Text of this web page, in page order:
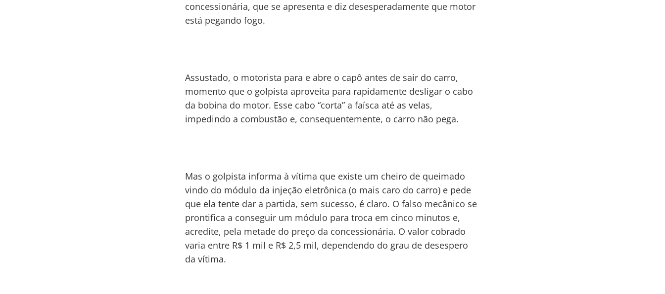
concessionária, que se apresenta e diz desesperadamente que motor
está pegando fogo.
Assustado, o motorista para e abre o capô antes de sair do carro,
momento que o golpista aproveita para rapidamente desligar o cabo
da bobina do motor. Esse cabo “corta” a faísca até as velas,
impedindo a combustão e, consequentemente, o carro não pega.
Mas o golpista informa à vítima que existe um cheiro de queimado
vindo do módulo da injeção eletrônica (o mais caro do carro) e pede
que ela tente dar a partida, sem sucesso, é claro. O falso mecânico se
prontifica a conseguir um módulo para troca em cinco minutos e,
acredite, pela metade do preço da concessionária. O valor cobrado
varia entre R$ 1 mil e R$ 2,5 mil, dependendo do grau de desespero
da vítima.